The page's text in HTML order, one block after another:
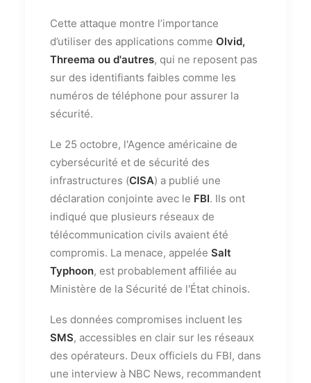
Cette attaque montre l’importance
d’utiliser des applications comme Olvid,
Threema ou d'autres, qui ne reposent pas
sur des identifiants faibles comme les
numéros de téléphone pour assurer la
sécurité.
Le 25 octobre, l'Agence américaine de
cybersécurité et de sécurité des
infrastructures (CISA) a publié une
déclaration conjointe avec le FBI. Ils ont
indiqué que plusieurs réseaux de
télécommunication civils avaient été
compromis. La menace, appelée Salt
Typhoon, est probablement affiliée au
Ministère de la Sécurité de l'État chinois.
Les données compromises incluent les
SMS, accessibles en clair sur les réseaux
des opérateurs. Deux officiels du FBI, dans
une interview à NBC News, recommandent